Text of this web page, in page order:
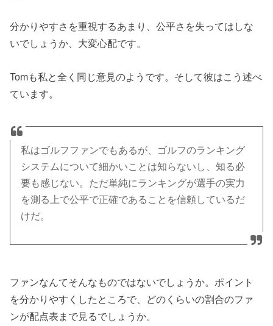
分かりやすさを重視するあまり、公平さを失ってはしな
いでしょうか、大変心配です。
Tomも私と全く同じ意見のようです。そして彼はこう述べ
ています。
私はゴルフファンでもあるが、ゴルフのランキング
システムについて細かいことは知らないし、知る必
要も感じない。ただ単純にランキングが選手の実力
を測る上で公平で正確であることを信頼しているだ
けだ。
ファンなんてそんなものではないでしょうか。ポイント
を分かりやすくしたところで、どのくらいの割合のファ
ンが配点表まで見るでしょうか。